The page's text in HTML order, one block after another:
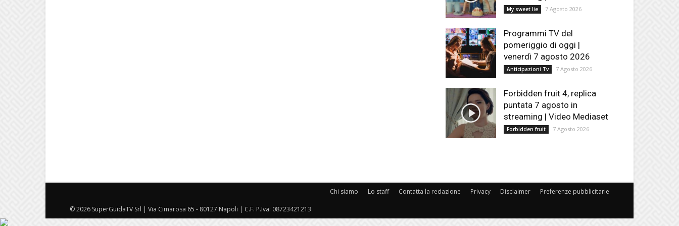
My sweet lie 7 Agosto 2026
Programmi TV del
pomeriggio di oggi |
venerdì 7 agosto 2026
Anticipazioni Tv 7 Agosto 2026
Forbidden fruit 4, replica
puntata 7 agosto in
streaming | Video Mediaset
Forbidden fruit 7 Agosto 2026
Chi siamo Lo staff Contatta la redazione Privacy Disclaimer Preferenze pubblicitarie
© 2026 SuperGuidaTV Srl | Via Cimarosa 65 - 80127 Napoli | C.F. P.Iva: 08723421213